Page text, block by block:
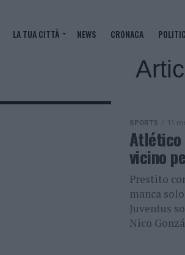
LA TUA CITTÀ NEWS CRONACA
SPORTS 11
Atlético
vicino
Prestito
manca
Juventus
Nico